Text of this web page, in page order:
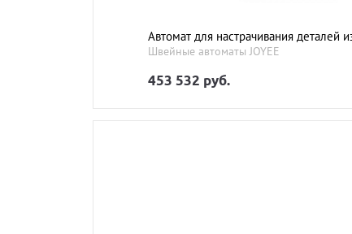
Автомат для настрачивания деталей
Швейные автоматы JOYEE
453 532 руб.